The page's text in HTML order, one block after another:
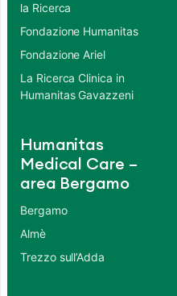
la Ricerca
Fondazione Humanitas
Fondazione Ariel
La Ricerca Clinica in
Humanitas Gavazzeni
Humanitas
Medical Care –
area Bergamo
Bergamo
Almè
Trezzo sull’Adda